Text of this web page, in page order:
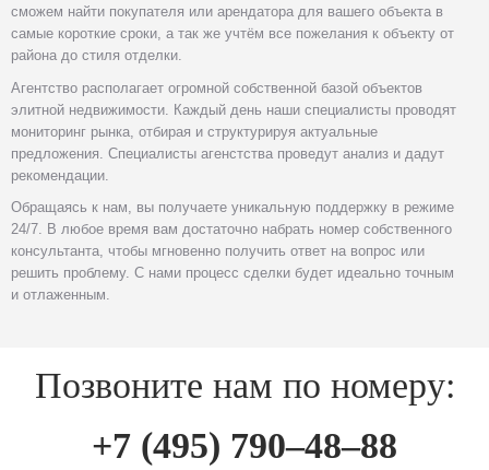
сможем найти покупателя или арендатора для вашего объекта в
самые короткие сроки, а так же учтём все пожелания к объекту от
района до стиля отделки.
Агентство располагает огромной собственной базой объектов
элитной недвижимости. Каждый день наши специалисты проводят
мониторинг рынка, отбирая и структурируя актуальные
предложения. Специалисты агенстства проведут анализ и дадут
рекомендации.
Обращаясь к нам, вы получаете уникальную поддержку в режиме
24/7. В любое время вам достаточно набрать номер собственного
консультанта, чтобы мгновенно получить ответ на вопрос или
решить проблему. С нами процесс сделки будет идеально точным
и отлаженным.
Позвоните нам по номеру:
+7 (495) 790–48–88